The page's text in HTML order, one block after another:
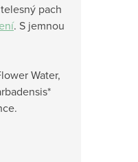
pach
. S jemnou
Water,